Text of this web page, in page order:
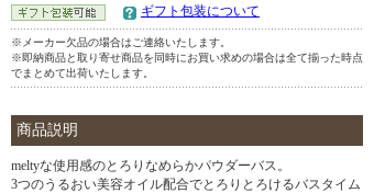
ギフト包装について
※メーカー欠品の場合はご連絡いたします。
※即納商品と取り寄せ商品を同時にお買い求めの場合は全て揃った時点
でまとめて出荷いたします。
商品説明
meltyな使用感のとろりなめらかパウダーバス。
3つのうるおい美容オイル配合でとろりとろけるバスタイム